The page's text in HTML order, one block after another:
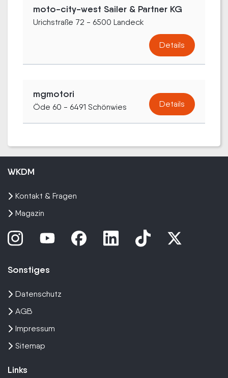
moto-city-west Sailer & Partner KG
Urichstraße 72 - 6500 Landeck
Details
mgmotori
Öde 60 - 6491 Schönwies Details
WKDM
Kontakt & Fragen
Magazin
Sonstiges
Datenschutz
AGB
Impressum
Sitemap
Links